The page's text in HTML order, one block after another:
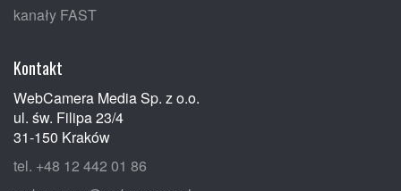
kanały FAST
Kontakt
WebCamera Media Sp. z o.o.
ul. św. Filipa 23/4
31-150 Kraków
tel. +48 12 442 01 86